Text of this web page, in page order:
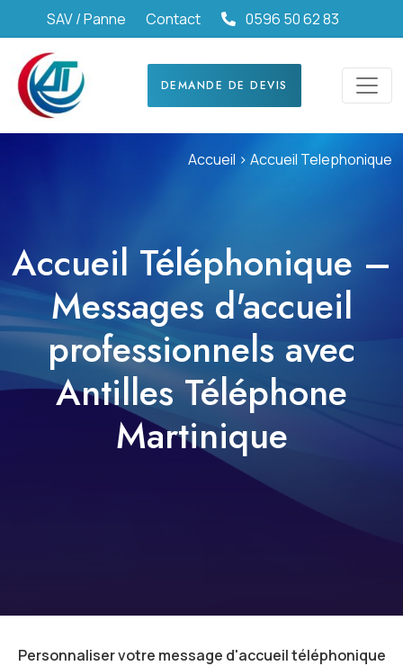
SAV / Panne Contact 0596 50 62 83
DEMANDE DE DEVIS
Accueil > Accueil Telephonique
Accueil Téléphonique –
Messages d'accueil
professionnels avec
Antilles Téléphone
Martinique
Personnaliser votre message d'accueil téléphonique